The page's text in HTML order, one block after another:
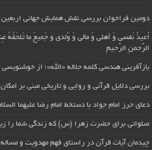
دومین فراخوان بررسی نقش همایش جهانی اربعین
اُعیذُ نَفسی وَ أهلی وَ مالی وَ وُلدی و جَمیعَ ما تَلحَقُهُ
الرَّحمنِ الرَّحیمِ
بازآفرینی هندسی کلمه جلاله «الله»؛ از خوشنویسی
بررسی دلایل قرآنی و روایی و تاریخی مبنی بر
دعای حرز امام جواد با دستخط امام رضا علیهما
صلواتی برای حضرت زهرا (س) که زندگی شما را
چیدمان آیات قرآن در راستای فهم مهدویت و